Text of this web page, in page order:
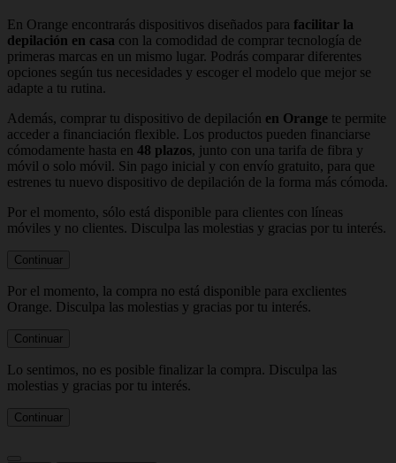
En Orange encontrarás dispositivos diseñados para facilitar la
depilación en casa con la comodidad de comprar tecnología de
primeras marcas en un mismo lugar. Podrás comparar diferentes
opciones según tus necesidades y escoger el modelo que mejor se
adapte a tu rutina.
Además, comprar tu dispositivo de depilación en Orange te permite
acceder a financiación flexible. Los productos pueden financiarse
cómodamente hasta en 48 plazos, junto con una tarifa de fibra y
móvil o solo móvil. Sin pago inicial y con envío gratuito, para que
estrenes tu nuevo dispositivo de depilación de la forma más cómoda.
Por el momento, sólo está disponible para clientes con líneas
móviles y no clientes. Disculpa las molestias y gracias por tu interés.
Continuar
Por el momento, la compra no está disponible para exclientes
Orange. Disculpa las molestias y gracias por tu interés.
Continuar
Lo sentimos, no es posible finalizar la compra. Disculpa las
molestias y gracias por tu interés.
Continuar